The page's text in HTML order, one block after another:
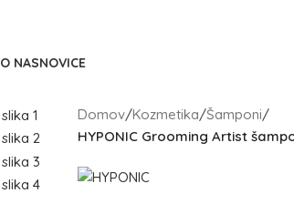
O NASNOVICE
Domov/Kozmetika/Šamponi/
HYPONIC Grooming Artist